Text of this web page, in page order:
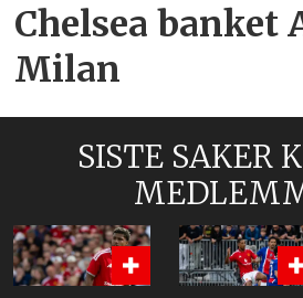
Chelsea banket
Milan
SISTE SAKER